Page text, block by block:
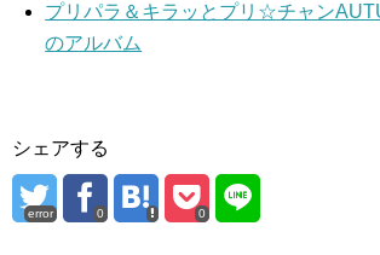
プリパラ＆キラッとプリ☆チャン
のアルバム
シェアする
error 0 0